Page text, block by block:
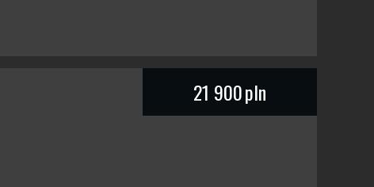
21 900pln